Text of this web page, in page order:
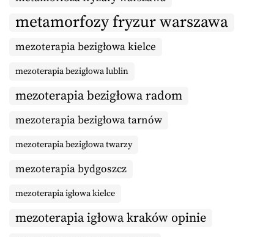
metamorfozy fryzur warszawa
mezoterapia bezigłowa kielce
mezoterapia bezigłowa lublin
mezoterapia bezigłowa radom
mezoterapia bezigłowa tarnów
mezoterapia bezigłowa twarzy
mezoterapia bydgoszcz
mezoterapia igłowa kielce
mezoterapia igłowa kraków opinie